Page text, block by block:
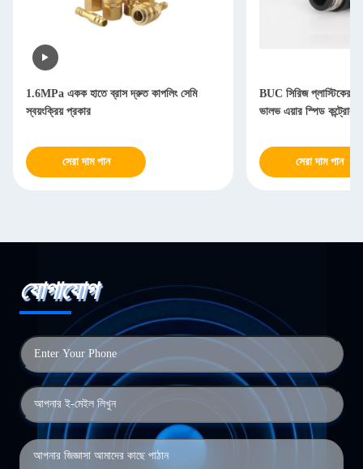
1.6MPa একক হাতে ব্রাস দ্রুত কাপলিং সেমি
স্বয়ংক্রিয় প্রকার
সেরা দাম পান
BUC সিরিজ প্লাস্টিকের
ভালভ এয়ার স্পিড কন্ট্রোলার
সেরা দাম পান
যোগাযোগ